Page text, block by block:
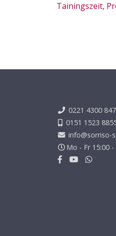
Tainingszeit,
0221 4300 847
0151 1523
info@sorriso-
Mo - Fr 15:00 -